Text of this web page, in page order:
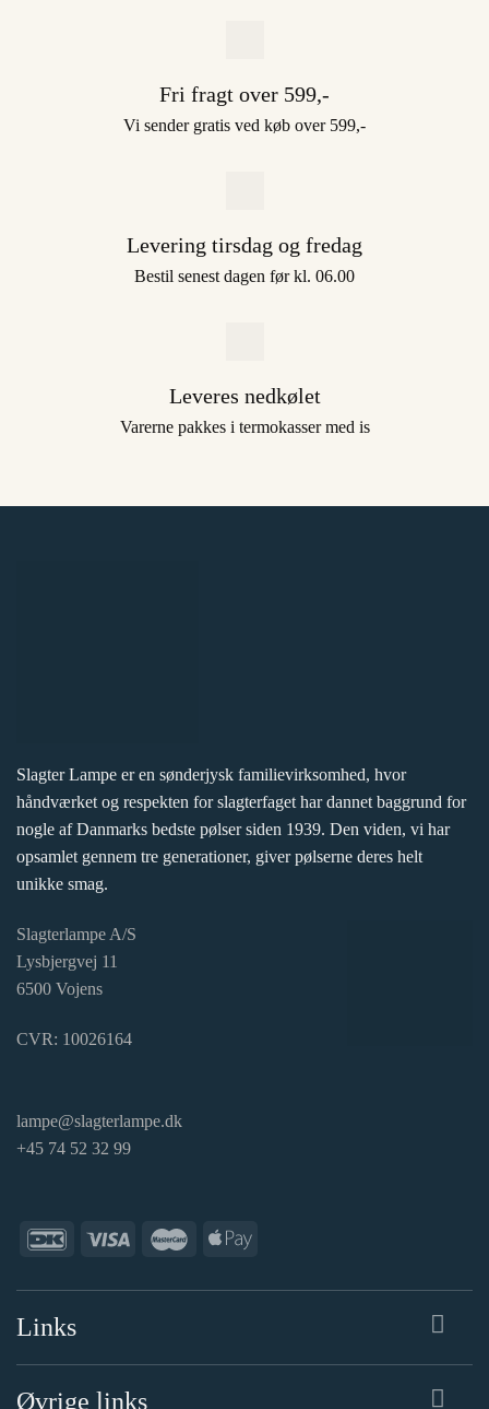
Fri fragt over 599,-
Vi sender gratis ved køb over 599,-
Levering tirsdag og fredag
Bestil senest dagen før kl. 06.00
Leveres nedkølet
Varerne pakkes i termokasser med is
Slagter Lampe er en sønderjysk familievirksomhed, hvor
håndværket og respekten for slagterfaget har dannet baggrund for
nogle af Danmarks bedste pølser siden 1939. Den viden, vi har
opsamlet gennem tre generationer, giver pølserne deres helt
unikke smag.
Slagterlampe A/S
Lysbjergvej 11
6500 Vojens
CVR: 10026164
lampe@slagterlampe.dk
+45 74 52 32 99
Links
Øvrige links